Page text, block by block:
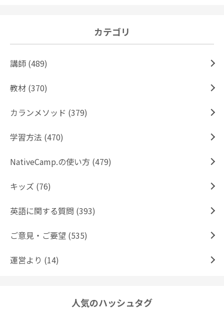
カテゴリ
講師 (489)
教材 (370)
カランメソッド (379)
学習方法 (470)
NativeCamp.の使い方 (479)
キッズ (76)
英語に関する質問 (393)
ご意見・ご要望 (535)
運営より (14)
人気のハッシュタグ